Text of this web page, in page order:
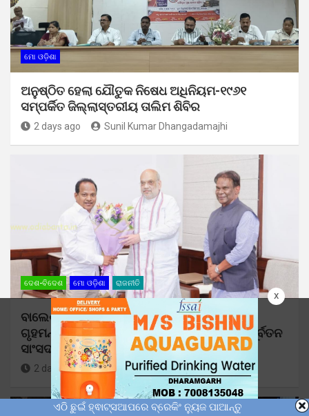
x
ମୋ ଓଡ଼ିଶା
ଅନୁଷ୍ଠିତ ହେଲା ଯୌତୁକ ନିଷେଧ ଅଧିନିୟମ-୧୯୬୧
ସମ୍ପର୍କିତ ଜିଲ୍ଲାସ୍ତରୀୟ ତାଲିମ ଶିବିର
2 days ago Sunil Kumar Dhangadamajhi
ଦେଶ-ବିଦେଶ ମୋ ଓଡ଼ିଶା ରାଜନୀତି
ବାଲେଶ୍ୱରର ବିକାଶ ପ୍ରସଙ୍ଗ ନେଇ କେନ୍ଦ୍ର
ଗୃହମନ୍ତ୍ରୀ ଅମିତ ଶାହଙ୍କ ସହ ଆଲୋଚନା କଲେ ପୂର୍ବତନ
ସାଂସଦ ରବୀନ୍ଦ୍ର ଜେନା
2 days ago Sunil Kumar Dhangadamajhi
ଏଠି ଛୁଇଁ ହ୍ଵାଟ୍ସଆପରେ ବ୍ରେକିଂ ନ୍ୟୁଜ ପାଆନ୍ତୁ